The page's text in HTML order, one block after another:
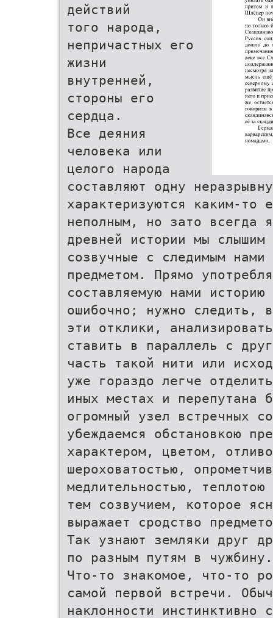
действий
того народа,
непричастных его
жизни
внутренней,
стороны его
сердца.
Все деяния
человека или
целого народа
составляют одну
характеризуются каким-то
неполным, но зато всегда
древней истории мы
созвучные с следимым нами
предметом. Прямо
составляемую нами
ошибочно; нужно следить,
эти отклики,
ставить в параллель с
часть такой нити или
уже гораздо легче
иных местах и перепутана
огромный узел встречных
убеждаемся обстановкою
характером, цветом,
шероховатостью,
медлительностью,
тем созвучием, которое
выражает сродство
Так узнают земляки друг
по разным путям в чужбину.
Что-то знакомое, что-то
самой первой встречи.
наклонности